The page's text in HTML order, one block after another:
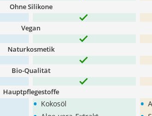
Ohne Silikone
Vegan
Naturkosmetik
Bio-Qualität
Hauptpflegestoffe
• Kokosöl •